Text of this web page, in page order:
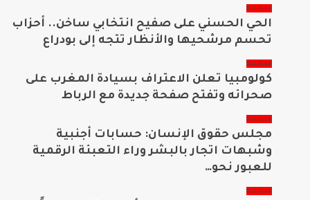
سياسة
الحي الحسني على صفيح انتخابي ساخن.. أحزاب
تحسم مرشحيها والأنظار تتجه إلى بودراع
سياسة
كولومبيا تعلن الاعتراف بسيادة المغرب على
صحرائه وتفتح صفحة جديدة مع الرباط
سياسة
مجلس حقوق الإنسان: حسابات أجنبية
وشبهات اتجار بالبشر وراء التعبئة الرقمية
للعبور نحو…
سياسة